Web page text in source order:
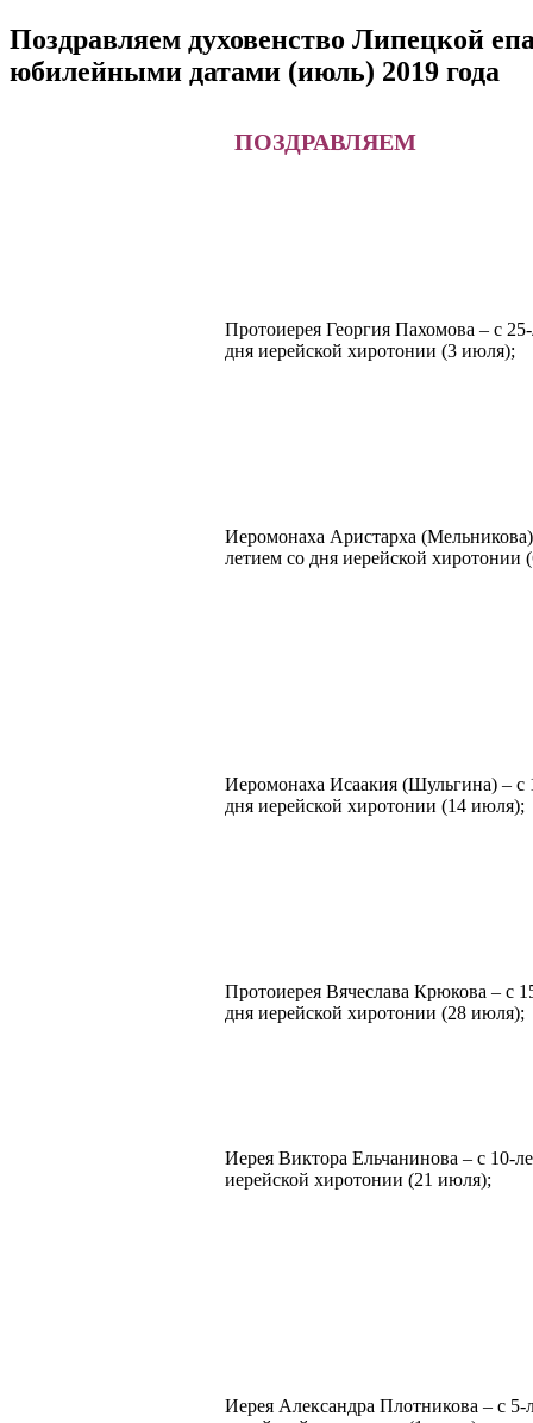
Поздравляем духовенство Липецкой
юбилейными датами (июль) 2019 года
ПОЗДРАВЛЯЕМ
Протоиерея Георгия Пахомова – с
дня иерейской хиротонии (3 июля);
Иеромонаха Аристарха
летием со дня иерейской хиротонии
Иеромонаха Исаакия (Шульгина) – с
дня иерейской хиротонии (14 июля);
Протоиерея Вячеслава Крюкова – с
дня иерейской хиротонии (28 июля);
Иерея Виктора Ельчанинова – с 10-
иерейской хиротонии (21 июля);
Иерея Александра Плотникова – с 5-